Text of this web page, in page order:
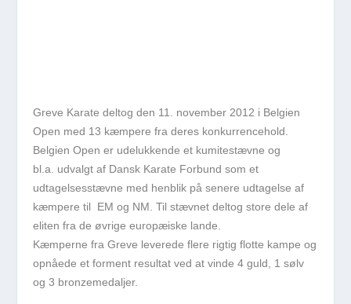
Greve Karate deltog den 11. november 2012 i Belgien
Open med 13 kæmpere fra deres konkurrencehold.
Belgien Open er udelukkende et kumitestævne og
bl.a. udvalgt af Dansk Karate Forbund som et
udtagelsesstævne med henblik på senere udtagelse af
kæmpere til EM og NM. Til stævnet deltog store dele af
eliten fra de øvrige europæiske lande.
Kæmperne fra Greve leverede flere rigtig flotte kampe og
opnåede et forment resultat ved at vinde 4 guld, 1 sølv
og 3 bronzemedaljer.